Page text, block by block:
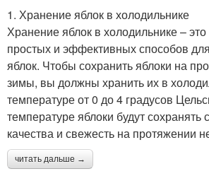
1. Хранение яблок в холодильнике
Хранение яблок в холодильнике –
простых и эффективных способов
яблок. Чтобы сохранить яблоки на
зимы, вы должны хранить их в
температуре от 0 до 4 градусов
температуре яблоки будут сохранять
качества и свежесть на протяжении
читать дальше →